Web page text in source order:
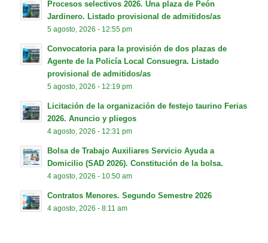
Procesos selectivos 2026. Una plaza de Peón
Jardinero. Listado provisional de admitidos/as
5 agosto, 2026 - 12:55 pm
Convocatoria para la provisión de dos plazas de
Agente de la Policía Local Consuegra. Listado
provisional de admitidos/as
5 agosto, 2026 - 12:19 pm
Licitación de la organización de festejo taurino Ferias
2026. Anuncio y pliegos
4 agosto, 2026 - 12:31 pm
Bolsa de Trabajo Auxiliares Servicio Ayuda a
Domicilio (SAD 2026). Constitución de la bolsa.
4 agosto, 2026 - 10:50 am
Contratos Menores. Segundo Semestre 2026
4 agosto, 2026 - 8:11 am